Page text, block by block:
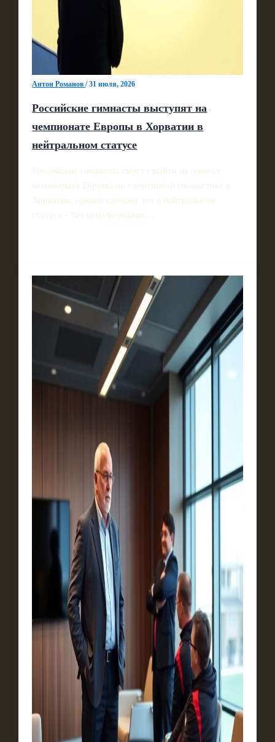
Антон Романов/31 июля, 2026
Российские гимнасты выступят на
чемпионате Европы в Хорватии в
нейтральном статусе
Российские гимнасты смогут выйти на помост
чемпионата Европы по спортивной гимнастике в
Хорватии, однако сделают это в нейтральном
статусе - без использования…